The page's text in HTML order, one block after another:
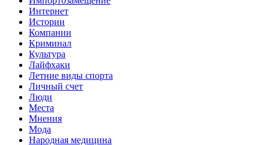
Интернет
Истории
Компании
Криминал
Культура
Лайфхаки
Летние виды спорта
Личный счет
Люди
Места
Мнения
Мода
Народная медицина